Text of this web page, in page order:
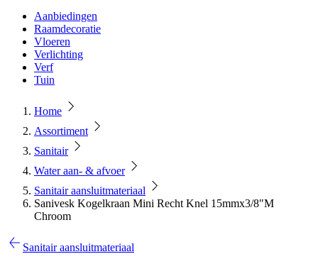
Aanbiedingen
Raamdecoratie
Vloeren
Verlichting
Verf
Tuin
Home
Assortiment
Sanitair
Water aan- & afvoer
Sanitair aansluitmateriaal
Sanivesk Kogelkraan Mini Recht Knel 15mmx3/8"M
Chroom
Sanitair aansluitmateriaal